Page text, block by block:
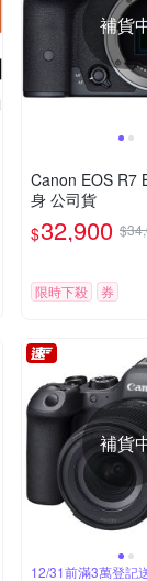
補貨
Canon EOS R7
身 公司貨
$32,900
限時下殺 券
補貨
12/31前滿3萬登記